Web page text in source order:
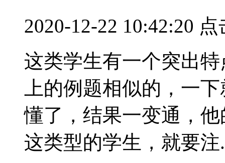
2020-12-22 10:42:20
这类学生有一个突出
上的例题相似的，一
懂了，结果一变通，
这类型的学生，就要注